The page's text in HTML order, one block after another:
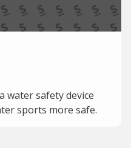
water safety device
sports more safe.